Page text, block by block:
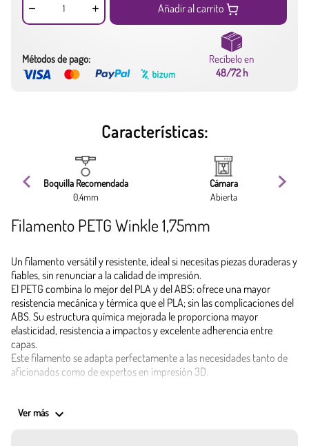
Añadir al carrito
Métodos de pago:
Recíbelo en
48/72 h
Características:
Boquilla Recomendada
0,4mm
Cámara
Abierta
Filamento PETG Winkle 1,75mm
Un filamento versátil y resistente, ideal si necesitas piezas duraderas y
fiables, sin renunciar a la calidad de impresión.
El PETG combina lo mejor del PLA y del ABS: ofrece una mayor
resistencia mecánica y térmica que el PLA; sin las complicaciones del
ABS. Su estructura química mejorada le proporciona mayor
elasticidad, resistencia a impactos y excelente adherencia entre
capas.
Este filamento se adapta perfectamente a las necesidades tanto de
aficionados como de expertos en impresión 3D.
rayos UV y los productos químicos, lo que lo convierte en una opción
Ver más keyboard_arrow_down